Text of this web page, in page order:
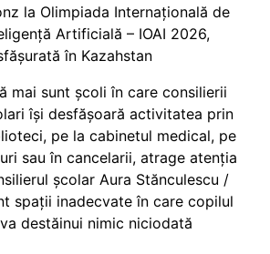
la Olimpiada Internațională de
Artificială – IOAI 2026,
în Kazahstan
mai sunt școli în care consilierii
își desfășoară activitatea prin
pe la cabinetul medical, pe
sau în cancelarii, atrage atenția
școlar Aura Stănculescu /
spații inadecvate în care copilul
destăinui nimic niciodată